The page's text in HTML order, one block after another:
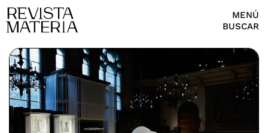
MENÚ
BUSCAR